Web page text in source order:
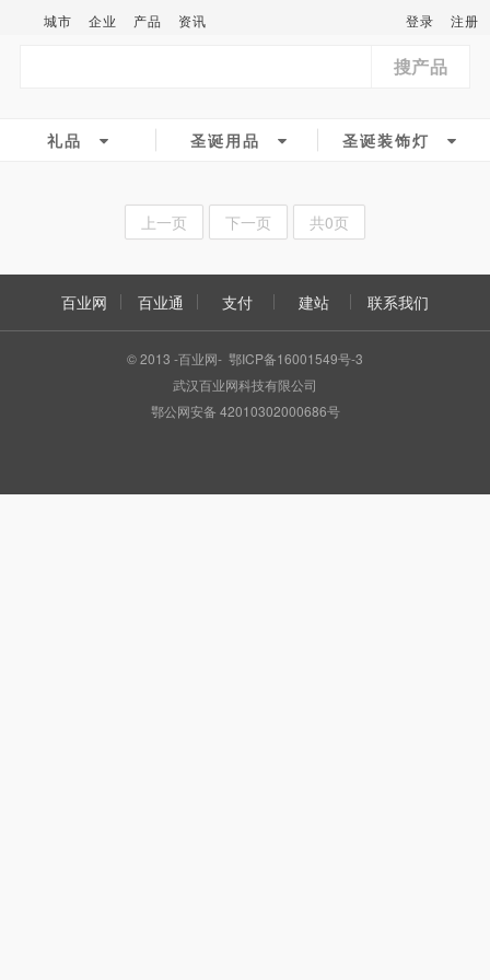
城市 企业 产品 资讯 登录 注册
搜产品
礼品 圣诞用品 圣诞装饰灯
上一页 下一页 共0页
百业网 百业通 支付 建站 联系我们
© 2013 -百业网- 鄂ICP备16001549号-3
武汉百业网科技有限公司
鄂公网安备 42010302000686号